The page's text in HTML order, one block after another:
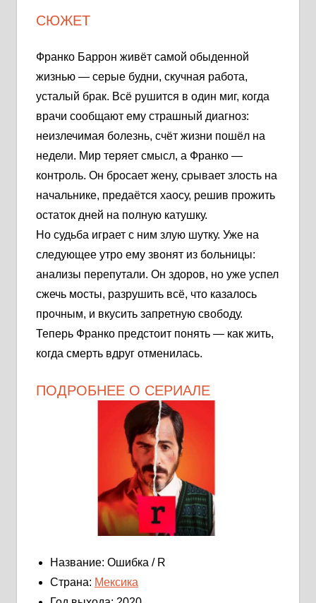
СЮЖЕТ
Франко Баррон живёт самой обыденной
жизнью — серые будни, скучная работа,
усталый брак. Всё рушится в один миг, когда
врачи сообщают ему страшный диагноз:
неизлечимая болезнь, счёт жизни пошёл на
недели. Мир теряет смысл, а Франко —
контроль. Он бросает жену, срывает злость на
начальнике, предаётся хаосу, решив прожить
остаток дней на полную катушку.
Но судьба играет с ним злую шутку. Уже на
следующее утро ему звонят из больницы:
анализы перепутали. Он здоров, но уже успел
сжечь мосты, разрушить всё, что казалось
прочным, и вкусить запретную свободу.
Теперь Франко предстоит понять — как жить,
когда смерть вдруг отменилась.
ПОДРОБНЕЕ О СЕРИАЛЕ
Название: Ошибка / R
Страна: Мексика